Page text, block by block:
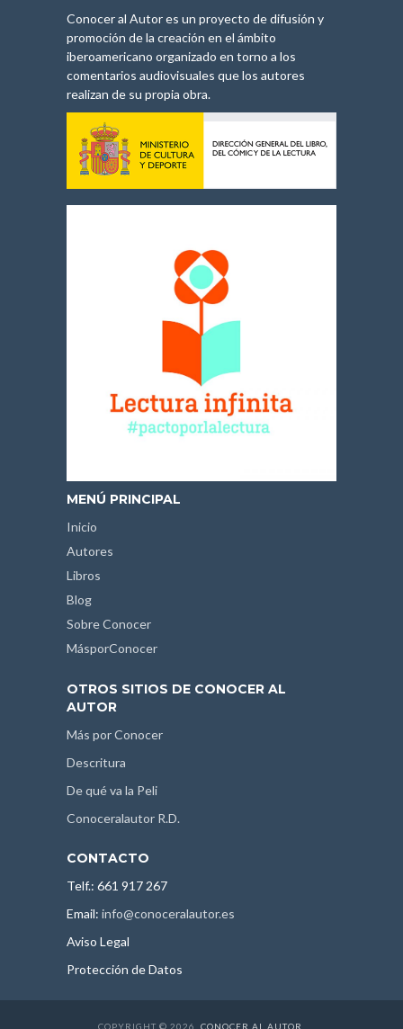
Conocer al Autor es un proyecto de difusión y
promoción de la creación en el ámbito
iberoamericano organizado en torno a los
comentarios audiovisuales que los autores
realizan de su propia obra.
MENÚ PRINCIPAL
Inicio
Autores
Libros
Blog
Sobre Conocer
MásporConocer
OTROS SITIOS DE CONOCER AL
AUTOR
Más por Conocer
Descritura
De qué va la Peli
Conoceralautor R.D.
CONTACTO
Telf.: 661 917 267
Email: info@conoceralautor.es
Aviso Legal
Protección de Datos
COPYRIGHT © 2026. CONOCER AL AUTOR